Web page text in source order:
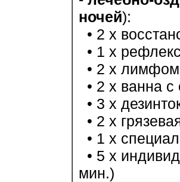
ночей):
• 2 х
• 1 х
• 2 х
• 2 х ванна
• 3 х
• 2 х
• 1 х
• 5 х
мин.)